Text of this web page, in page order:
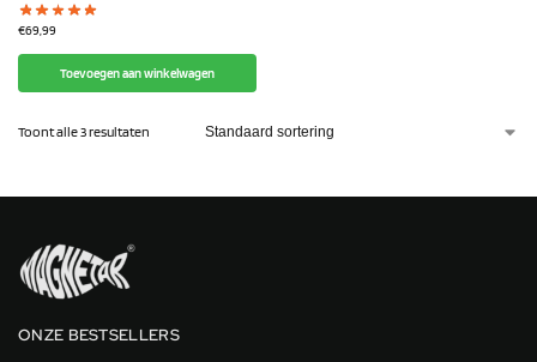
€69,99
Toevoegen aan winkelwagen
Toont alle 3 resultaten
ONZE BESTSELLERS